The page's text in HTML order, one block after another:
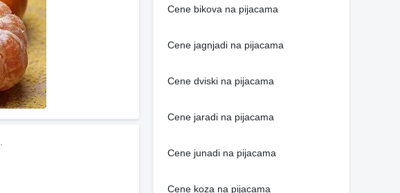
Cene bikova na pijacama
Cene jagnjadi na pijacama
Cene dviski na pijacama
Cene jaradi na pijacama
Cene junadi na pijacama
Cene koza na pijacama